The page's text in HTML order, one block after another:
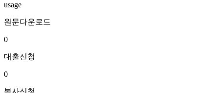
usage
원문다운로드
0
대출신청
0
복사신청